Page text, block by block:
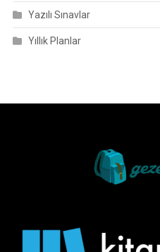
Yazılı Sınavlar
Yıllık Planlar